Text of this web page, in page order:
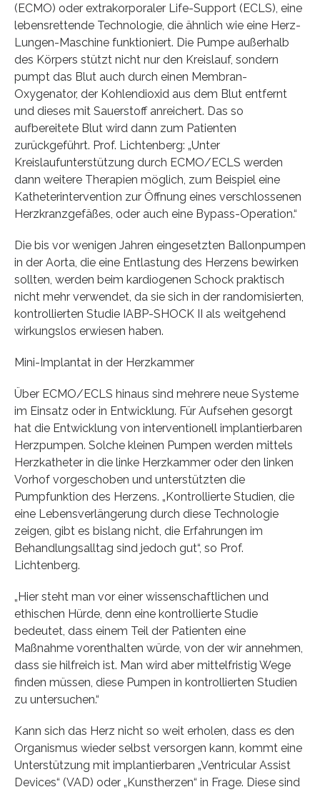
(ECMO) oder extrakorporaler Life-Support (ECLS), eine
lebensrettende Technologie, die ähnlich wie eine Herz-
Lungen-Maschine funktioniert. Die Pumpe außerhalb
des Körpers stützt nicht nur den Kreislauf, sondern
pumpt das Blut auch durch einen Membran-
Oxygenator, der Kohlendioxid aus dem Blut entfernt
und dieses mit Sauerstoff anreichert. Das so
aufbereitete Blut wird dann zum Patienten
zurückgeführt. Prof. Lichtenberg: „Unter
Kreislaufunterstützung durch ECMO/ECLS werden
dann weitere Therapien möglich, zum Beispiel eine
Katheterintervention zur Öffnung eines verschlossenen
Herzkranzgefäßes, oder auch eine Bypass-Operation.“
Die bis vor wenigen Jahren eingesetzten Ballonpumpen
in der Aorta, die eine Entlastung des Herzens bewirken
sollten, werden beim kardiogenen Schock praktisch
nicht mehr verwendet, da sie sich in der randomisierten,
kontrollierten Studie IABP-SHOCK II als weitgehend
wirkungslos erwiesen haben.
Mini-Implantat in der Herzkammer
Über ECMO/ECLS hinaus sind mehrere neue Systeme
im Einsatz oder in Entwicklung. Für Aufsehen gesorgt
hat die Entwicklung von interventionell implantierbaren
Herzpumpen. Solche kleinen Pumpen werden mittels
Herzkatheter in die linke Herzkammer oder den linken
Vorhof vorgeschoben und unterstützten die
Pumpfunktion des Herzens. „Kontrollierte Studien, die
eine Lebensverlängerung durch diese Technologie
zeigen, gibt es bislang nicht, die Erfahrungen im
Behandlungsalltag sind jedoch gut“, so Prof.
Lichtenberg.
„Hier steht man vor einer wissenschaftlichen und
ethischen Hürde, denn eine kontrollierte Studie
bedeutet, dass einem Teil der Patienten eine
Maßnahme vorenthalten würde, von der wir annehmen,
dass sie hilfreich ist. Man wird aber mittelfristig Wege
finden müssen, diese Pumpen in kontrollierten Studien
zu untersuchen.“
Kann sich das Herz nicht so weit erholen, dass es den
Organismus wieder selbst versorgen kann, kommt eine
Unterstützung mit implantierbaren „Ventricular Assist
Devices“ (VAD) oder „Kunstherzen“ in Frage. Diese sind